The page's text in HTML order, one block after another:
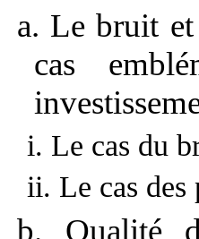
a. Le bruit et
cas
i. Le cas du
ii. Le cas des
b. Qualité